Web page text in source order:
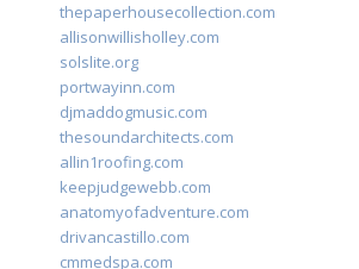
thepaperhousecollection.com
allisonwillisholley.com
solslite.org
portwayinn.com
djmaddogmusic.com
thesoundarchitects.com
allin1roofing.com
keepjudgewebb.com
anatomyofadventure.com
drivancastillo.com
cmmedspa.com